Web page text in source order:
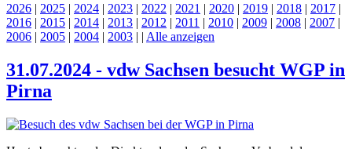
2026 | 2025 | 2024 | 2023 | 2022 | 2021 | 2020 | 2019 | 2018 | 2017 |
2016 | 2015 | 2014 | 2013 | 2012 | 2011 | 2010 | 2009 | 2008 | 2007 |
2006 | 2005 | 2004 | 2003 | | Alle anzeigen
31.07.2024 - vdw Sachsen besucht WGP in
Pirna